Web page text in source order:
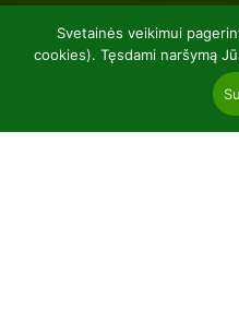
Svetainės veikimui
cookies). Tęsdami naršymą